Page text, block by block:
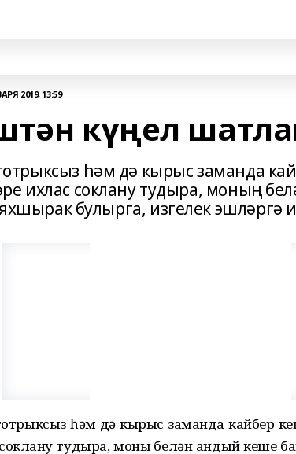
2019, 13:59
күңел
һәм дә кырыс заманда
ихлас соклану тудыра, моның
булырга, изгелек эшләргә
тотрыксыз һәм дә кырыс заманда кайбер
соклану тудыра, моның белән андый кеше